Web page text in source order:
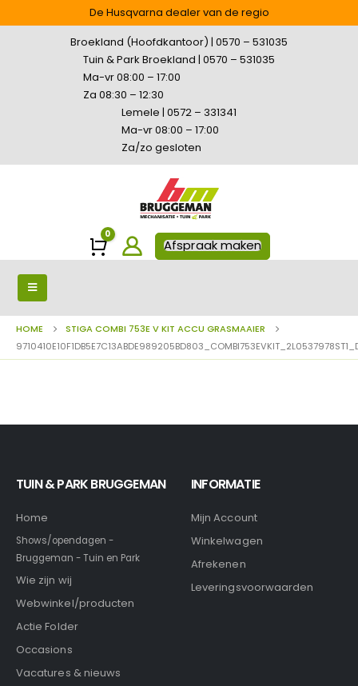
De Husqvarna dealer van de regio
Broekland (Hoofdkantoor) | 0570 – 531035
Tuin & Park Broekland | 0570 – 531035
Ma-vr 08:00 – 17:00
Za 08:30 – 12:30
Lemele | 0572 – 331341
Ma-vr 08:00 – 17:00
Za/zo gesloten
Winkelwagen
0
Afspraak maken
HOME
STIGA COMBI 753E V KIT ACCU GRASMAAIER
TUIN & PARK BRUGGEMAN
Home
Shows/opendagen -
Bruggeman - Tuin en Park
Wie zijn wij
Webwinkel/producten
Actie Folder
Occasions
Vacatures & nieuws
INFORMATIE
Mijn Account
Winkelwagen
Afrekenen
Leveringsvoorwaarden